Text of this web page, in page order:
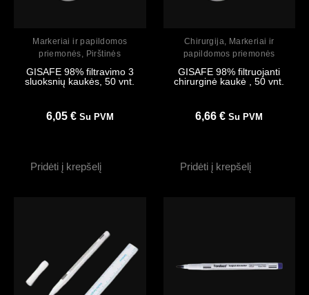
Markeriai ir papildomos
priemonės, Pirštinės
GISAFE 98% filtravimo 3
sluoksnių kaukės, 50 vnt.
6,05 € Su PVM
Pridėti į krepšelį
Chirurgija, Markeriai ir
papildomos priemonės
GISAFE 98% filtruojanti
chirurginė kaukė , 50 vnt.
6,66€ Su PVM
Pridėti į krepšelį